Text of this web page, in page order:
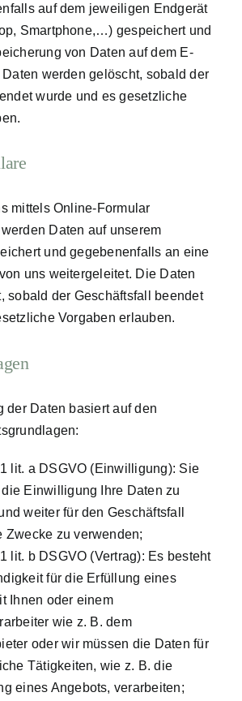
auf dem jeweiligen Endgerät
Smartphone,…) gespeichert und
von Daten auf dem E-
werden gelöscht, sobald der
wurde und es gesetzliche
mittels Online-Formular
Daten auf unserem
und gegebenenfalls an eine
uns weitergeleitet. Die Daten
sobald der Geschäftsfall beendet
Vorgaben erlauben.
der Daten basiert auf den
lit. a DSGVO (Einwilligung): Sie
Einwilligung Ihre Daten zu
weiter für den Geschäftsfall
Zwecke zu verwenden;
lit. b DSGVO (Vertrag): Es besteht
für die Erfüllung eines
Ihnen oder einem
wie z. B. dem
oder wir müssen die Daten für
Tätigkeiten, wie z. B. die
eines Angebots, verarbeiten;